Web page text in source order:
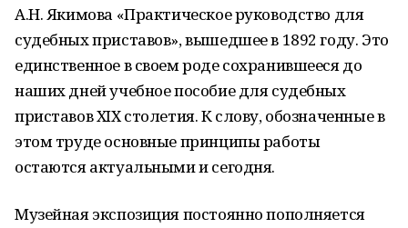
А.Н. Якимова «Практическое руководство для
судебных приставов», вышедшее в 1892 году. Это
единственное в своем роде сохранившееся до
наших дней учебное пособие для судебных
приставов ХIХ столетия. К слову, обозначенные в
этом труде основные принципы работы
остаются актуальными и сегодня.
Музейная экспозиция постоянно пополняется